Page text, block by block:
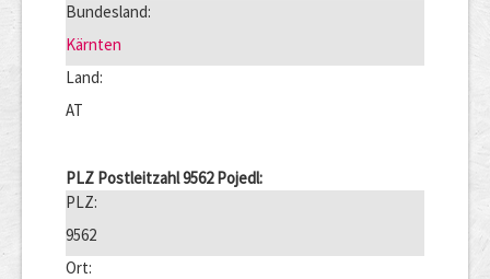
Bundesland:
Kärnten
Land:
AT
PLZ Postleitzahl 9562 Pojedl:
PLZ:
9562
Ort: